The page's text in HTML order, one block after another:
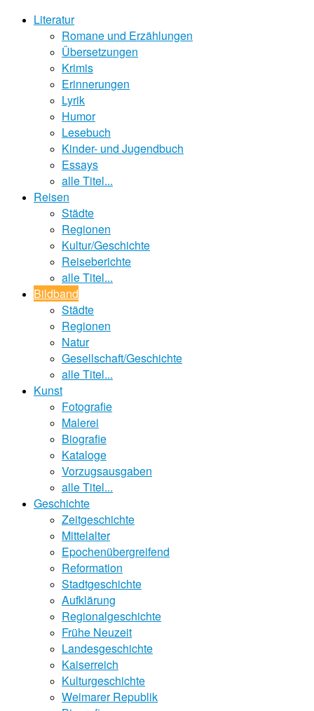
Literatur
Romane und Erzählungen
Übersetzungen
Krimis
Erinnerungen
Lyrik
Humor
Lesebuch
Kinder- und Jugendbuch
Essays
alle Titel...
Reisen
Städte
Regionen
Kultur/Geschichte
Reiseberichte
alle Titel...
Bildband
Städte
Regionen
Natur
Gesellschaft/Geschichte
alle Titel...
Kunst
Fotografie
Malerei
Biografie
Kataloge
Vorzugsausgaben
alle Titel...
Geschichte
Zeitgeschichte
Mittelalter
Epochenübergreifend
Reformation
Stadtgeschichte
Aufklärung
Regionalgeschichte
Frühe Neuzeit
Landesgeschichte
Kaiserreich
Kulturgeschichte
Weimarer Republik